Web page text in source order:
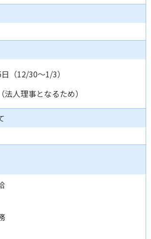
（12/30～1/3）
人理事となるため）